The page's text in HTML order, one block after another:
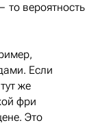
то вероятность
Если
же
фри
Это